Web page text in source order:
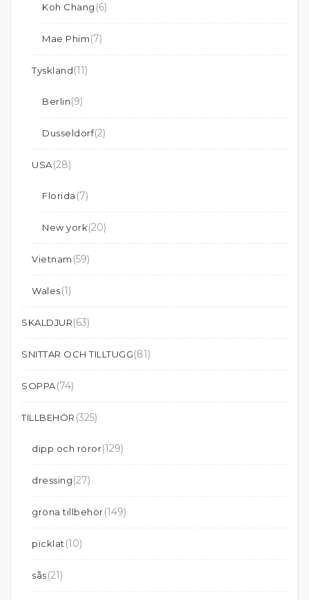
Koh Chang (6)
Mae Phim(7)
Tyskland(11)
Berlin(9)
Dusseldorf(2)
USA(28)
Florida (7)
New york(20)
Vietnam (59)
Wales(1)
SKALDJUR(63)
SNITTAR OCH TILLTUGG(81)
SOPPA(74)
TILLBEHÖR (325)
dipp och röror(129)
dressing(27)
gröna tillbehör(149)
picklat (10)
sås(21)